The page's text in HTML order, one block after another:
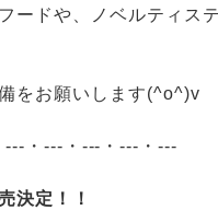
ードや、ノベルティス
をお願いします(^o^)v
・---・---・---・---
決定！！